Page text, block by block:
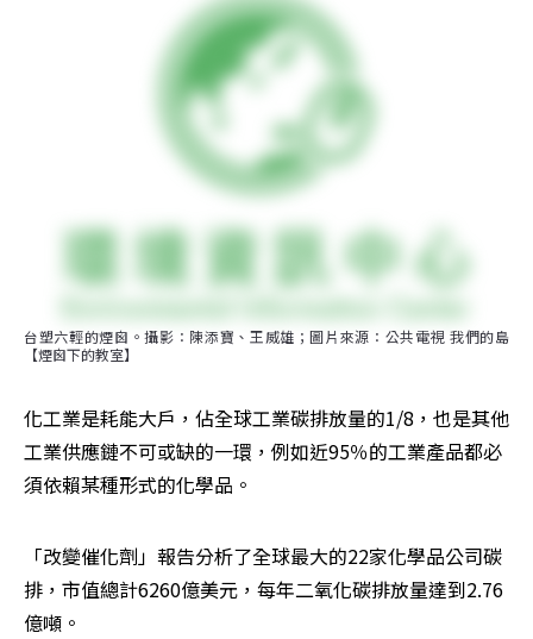
台塑六輕的煙囪。攝影：陳添寶、王威雄；圖片來源：公共電視 我們的島
【煙囪下的教室】
化工業是耗能大戶，佔全球工業碳排放量的1/8，也是其他
工業供應鏈不可或缺的一環，例如近95％的工業產品都必
須依賴某種形式的化學品。
「改變催化劑」報告分析了全球最大的22家化學品公司碳
排，市值總計6260億美元，每年二氧化碳排放量達到2.76
億噸。